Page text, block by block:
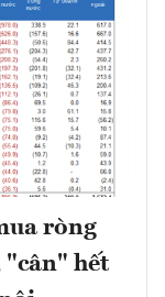
ròng
"cân" hết